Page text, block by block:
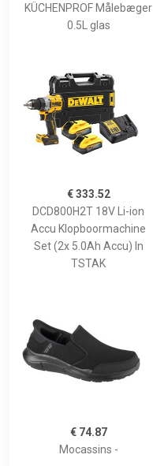
KÜCHENPROF Målebæger
0.5L glas
€ 333.52
DCD800H2T 18V Li-ion
Accu Klopboormachine
Set (2x 5.0Ah Accu) In
TSTAK
€ 74.87
Mocassins -